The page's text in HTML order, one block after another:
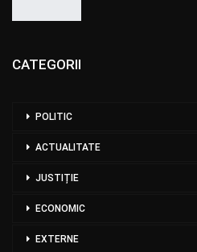
CATEGORII
POLITIC
ACTUALITATE
JUSTIȚIE
ECONOMIC
EXTERNE